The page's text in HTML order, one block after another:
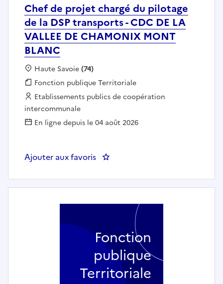
Chef de projet chargé du pilotage
de la DSP transports - CDC DE LA
VALLEE DE CHAMONIX MONT
BLANC
Localisation :
Haute Savoie(74)
Fonction publique :
Fonction publique Territoriale
Employeur :
Etablissements publics de coopération
intercommunale
En ligne depuis le 04 août 2026
Ajouter aux favoris : Chef de projet chargé du
Fonction
publique
Territoriale